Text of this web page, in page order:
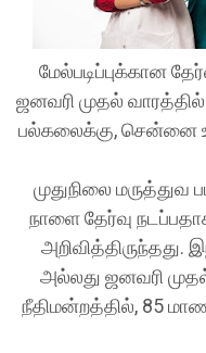
மேல்படிப்புக்கான
ஜனவரி முதல் வாரத்தில்
பல்கலைக்கு, சென்னை
முதுநிலை மருத்துவ
நாளை தேர்வு
அறிவித்திருந்தது.
அல்லது ஜனவரி
நீதிமன்றத்தில், 85